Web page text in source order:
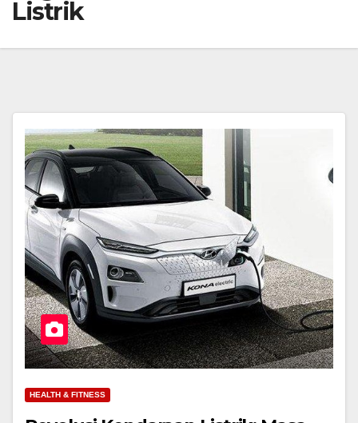
Listrik
HEALTH & FITNESS